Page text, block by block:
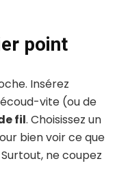
point
Insérez
vite (ou de
fil. Choisissez un
bien voir ce que
ne coupez